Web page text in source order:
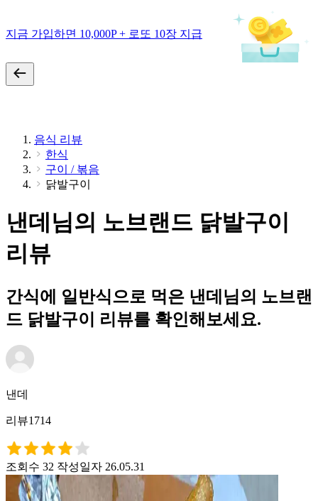
지금 가입하면 10,000P + 로또 10장 지급
음식 리뷰
한식
구이 / 볶음
닭발구이
낸데님의 노브랜드 닭발구이
리뷰
간식에 일반식으로 먹은 낸데님의 노브랜
드 닭발구이 리뷰를 확인해보세요.
낸데
리뷰1714
조회수 32 작성일자 26.05.31